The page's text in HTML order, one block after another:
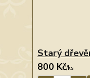
Starý
800 Kč/ks